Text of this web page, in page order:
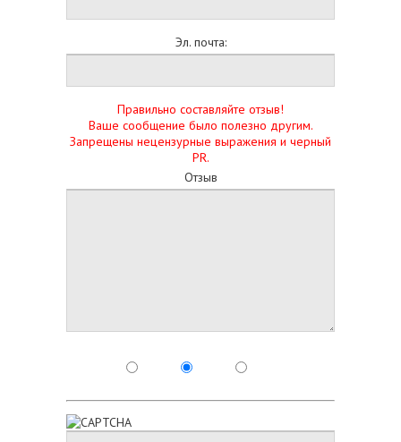
Эл. почта:
Правильно составляйте отзыв!
Ваше сообщение было полезно другим.
Запрещены нецензурные выражения и черный
PR.
Отзыв